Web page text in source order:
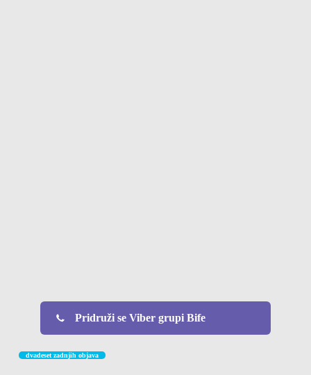
Pridruži se Viber grupi Bife
dvadeset zadnjih objava